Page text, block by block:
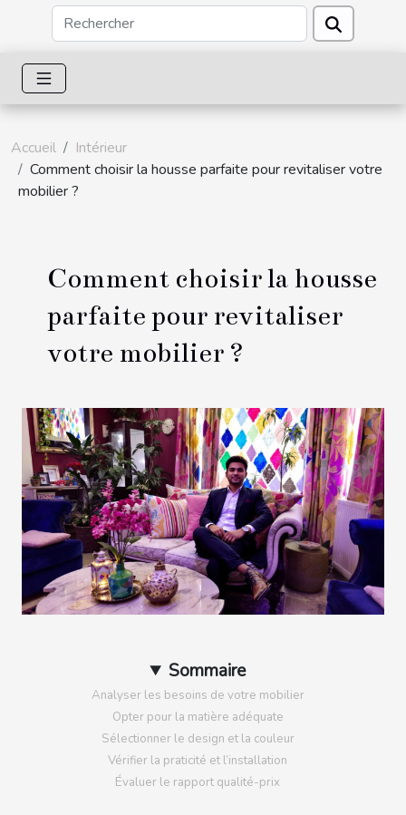
Accueil
Intérieur
Comment choisir la housse parfaite pour revitaliser votre
mobilier ?
Comment choisir la housse
parfaite pour revitaliser
votre mobilier ?
Sommaire
Analyser les besoins de votre mobilier
Opter pour la matière adéquate
Sélectionner le design et la couleur
Vérifier la praticité et l’installation
Évaluer le rapport qualité-prix